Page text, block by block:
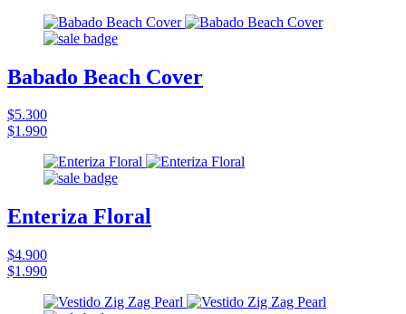
Babado Beach Cover
$5.300
$1.990
Enteriza Floral
$4.900
$1.990